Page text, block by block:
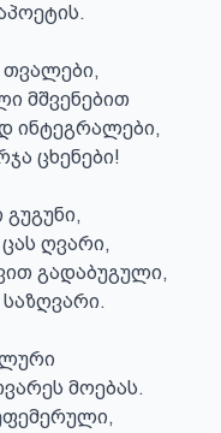
თვალები,
მშვენებით
ინტეგრალები,
ცხენები!
გუგუნი,
ღვარი,
გადაბუგული,
საზღვარი.
მოებას.